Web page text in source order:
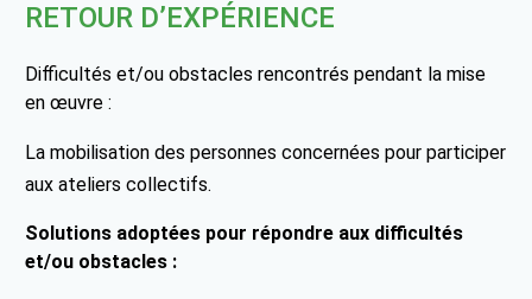
RETOUR D’EXPÉRIENCE
Difficultés et/ou obstacles rencontrés pendant la mise
en œuvre :
La mobilisation des personnes concernées pour participer
aux ateliers collectifs.
Solutions adoptées pour répondre aux difficultés
et/ou obstacles :